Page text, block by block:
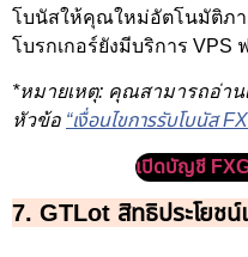
โบนัสให้คุณใหม่อัตโนมัติภา
โบรกเกอร์ยังมีบริการ VPS
*หมายเหตุ: คุณสามารถอ่าน
หัวข้อ “เงื่อนไขการรับโบนัส
เปิดบัญชี
7. GTLot สิทธิประโยช